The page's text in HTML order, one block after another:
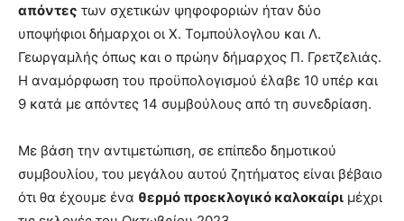
απόντες των σχετικών ψηφοφοριών ήταν δύο
υποψήφιοι δήμαρχοι οι Χ. Τομπούλογλου και Λ.
Γεωργαμλής όπως και ο πρώην δήμαρχος Π. Γρετζελιάς.
Η αναμόρφωση του προϋπολογισμού έλαβε 10 υπέρ και
9 κατά με απόντες 14 συμβούλους από τη συνεδρίαση.
Με βάση την αντιμετώπιση, σε επίπεδο δημοτικού
συμβουλίου, του μεγάλου αυτού ζητήματος είναι βέβαιο
ότι θα έχουμε ένα θερμό προεκλογικό καλοκαίρι μέχρι